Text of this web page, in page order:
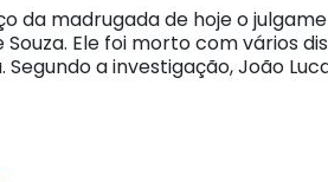
da madrugada de hoje o
Souza. Ele foi morto com vários
a investigação, João